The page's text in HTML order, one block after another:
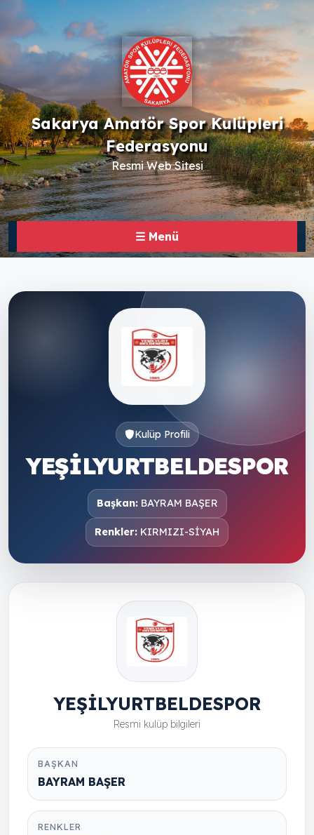
Sakarya Amatör Spor Kulüpleri
Federasyonu
Resmi Web Sitesi
☰ Menü
Kulüp Profili
YEŞİLYURTBELDESPOR
Başkan:BAYRAM BAŞER
Renkler: KIRMIZI-SİYAH
YEŞİLYURTBELDESPOR
Resmi kulüp bilgileri
BAŞKAN
BAYRAM BAŞER
RENKLER